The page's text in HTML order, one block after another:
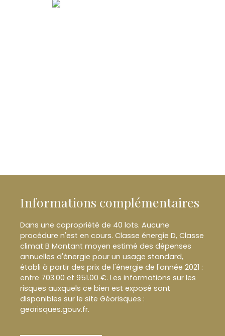
Informations complémentaires
Dans une copropriété de 40 lots. Aucune
procédure n'est en cours. Classe énergie D, Classe
climat B Montant moyen estimé des dépenses
annuelles d'énergie pour un usage standard,
établi à partir des prix de l'énergie de l'année 2021 :
entre 703.00 et 951.00 €. Les informations sur les
risques auxquels ce bien est exposé sont
disponibles sur le site Géorisques :
georisques.gouv.fr.